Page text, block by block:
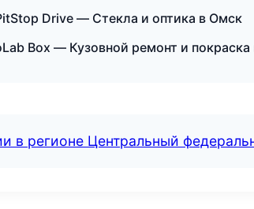
Drive — Стекла и оптика в Омск
Box — Кузовной ремонт и
в регионе Центральный